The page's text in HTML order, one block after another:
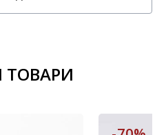
ТОВАРИ